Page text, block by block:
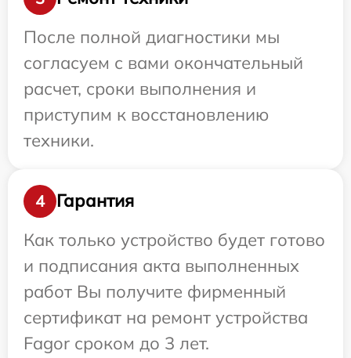
После полной диагностики мы
согласуем с вами окончательный
расчет, сроки выполнения и
приступим к восстановлению
техники.
4
Гарантия
Как только устройство будет готово
и подписания акта выполненных
работ Вы получите фирменный
сертификат на ремонт устройства
Fagor сроком до 3 лет.